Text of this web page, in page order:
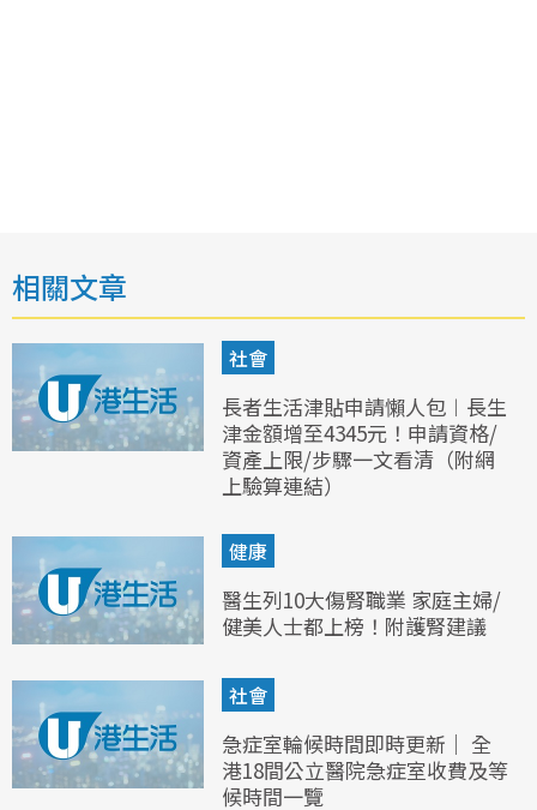
相關文章
社會
長者生活津貼申請懶人包︱長生
津金額增至4345元！申請資格/
資產上限/步驟一文看清（附網
上驗算連結）
健康
醫生列10大傷腎職業 家庭主婦/
健美人士都上榜！附護腎建議
社會
急症室輪候時間即時更新｜ 全
港18間公立醫院急症室收費及等
候時間一覽